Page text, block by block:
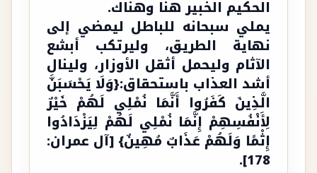
الحكيم الخبير هنا وهناك.
يملي سبحانه للباطل ليمضي إلى
نهاية الطريق، وليرتكب أبشع
الآثام وليحمل أثقل الأوزار، ولينال
أشد العذاب باستحقاق:{وَلَا يَحْسَبَنَّ
الَّذِينَ كَفَرُوا أَنَّمَا نُمْلِي لَهُمْ خَيْرٌ
لِأَنْفُسِهِمْ إِنَّمَا نُمْلِي لَهُمْ لِيَزْدَادُوا
إِثْمًا وَلَهُمْ عَذَابٌ مُهِينٌ} [آل عمران:
178].